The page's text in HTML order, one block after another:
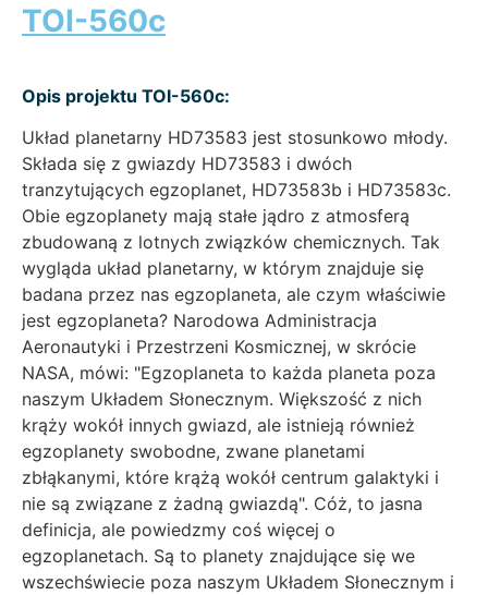
TOI-560c
Opis projektu TOI-560c:
Układ planetarny HD73583 jest stosunkowo młody.
Składa się z gwiazdy HD73583 i dwóch
tranzytujących egzoplanet, HD73583b i HD73583c.
Obie egzoplanety mają stałe jądro z atmosferą
zbudowaną z lotnych związków chemicznych. Tak
wygląda układ planetarny, w którym znajduje się
badana przez nas egzoplaneta, ale czym właściwie
jest egzoplaneta? Narodowa Administracja
Aeronautyki i Przestrzeni Kosmicznej, w skrócie
NASA, mówi: "Egzoplaneta to każda planeta poza
naszym Układem Słonecznym. Większość z nich
krąży wokół innych gwiazd, ale istnieją również
egzoplanety swobodne, zwane planetami
zbłąkanymi, które krążą wokół centrum galaktyki i
nie są związane z żadną gwiazdą". Cóż, to jasna
definicja, ale powiedzmy coś więcej o
egzoplanetach. Są to planety znajdujące się we
wszechświecie poza naszym Układem Słonecznym i